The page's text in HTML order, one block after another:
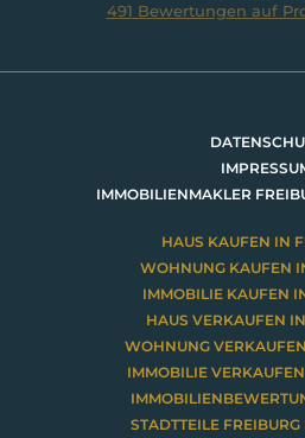
491 Bewertungen auf
IMMOBILIENMAKLER
HAUS KAUFEN IN
WOHNUNG KAUFEN
IMMOBILIE KAUFEN
HAUS VERKAUFEN
WOHNUNG
IMMOBILIE
STADTTEILE